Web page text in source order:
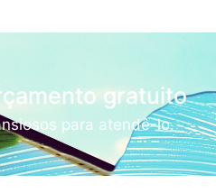
gratuito
para atendê-lo.